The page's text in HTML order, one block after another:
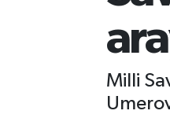
Milli
Son Dakika Haberleri
Haber Arşivi